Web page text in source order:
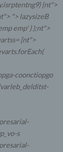
{nt">
"> lazysizeB
emp' } );nt">
[nt">
coonctiopgo
s